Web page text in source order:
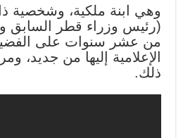
وهي ابنة ملكية، وشخصية
(رئيس وزراء قطر السابق
من عشر سنوات على
الإعلامية إليها من
ذلك.